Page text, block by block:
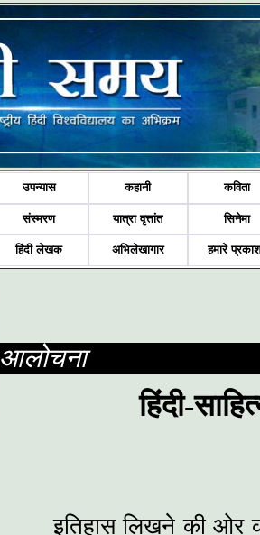
उपन्यास कहानी कविता
संस्मरण यात्रा वृत्तांत सिनेमा
हिंदी लेखक अभिलेखागार हमारे
आलोचना
हिंदी-
इतिहास लिखने की ओर